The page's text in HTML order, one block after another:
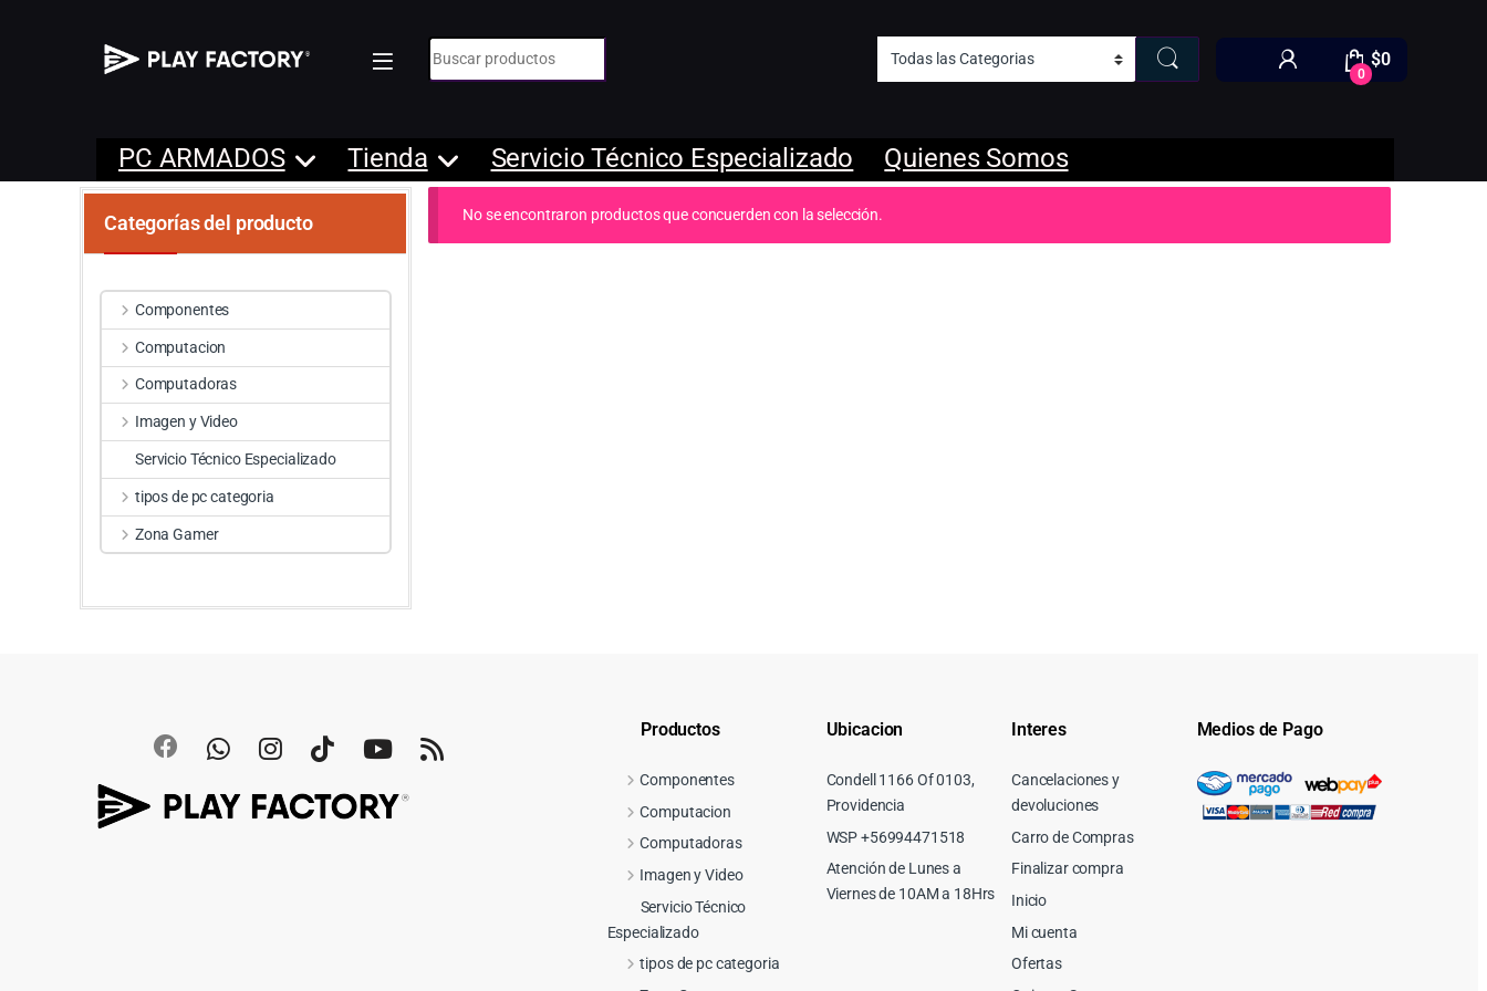
Búsqueda de:
0
$0
PC ARMADOS Tienda Servicio Técnico Especializado Quienes Somos
No se encontraron productos que concuerden con la selección.
Categorías del producto
Componentes
Computacion
Computadoras
Imagen y Video
Servicio Técnico Especializado
tipos de pc categoria
Zona Gamer
Productos
Componentes
Computacion
Computadoras
Imagen y Video
Servicio Técnico
Especializado
tipos de pc categoria
Ubicacion
Condell 1166 Of 0103,
Providencia
WSP +56994471518
Atención de Lunes a
Viernes de 10AM a 18Hrs
Interes
Cancelaciones y
devoluciones
Carro de Compras
Finalizar compra
Inicio
Mi cuenta
Ofertas
Medios de Pago